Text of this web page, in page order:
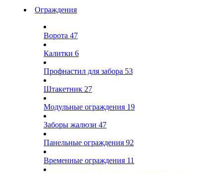
Ограждения
Ворота 47
Калитки 6
Профнастил для забора 53
Штакетник 27
Модульные ограждения 19
Заборы жалюзи 47
Панельные ограждения 92
Временные ограждения 11